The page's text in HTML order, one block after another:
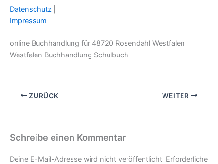
Datenschutz
Impressum
online Buchhandlung für 48720 Rosendahl Westfalen
Westfalen Buchhandlung Schulbuch
ZURÜCK WEITER
Schreibe einen Kommentar
Deine E-Mail-Adresse wird nicht veröffentlicht. Erforderliche